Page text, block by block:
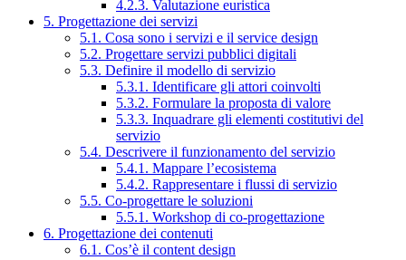
4.2.3. Valutazione euristica
5. Progettazione dei servizi
5.1. Cosa sono i servizi e il service design
5.2. Progettare servizi pubblici digitali
5.3. Definire il modello di servizio
5.3.1. Identificare gli attori coinvolti
5.3.2. Formulare la proposta di valore
5.3.3. Inquadrare gli elementi costitutivi del
servizio
5.4. Descrivere il funzionamento del servizio
5.4.1. Mappare l’ecosistema
5.4.2. Rappresentare i flussi di servizio
5.5. Co-progettare le soluzioni
5.5.1. Workshop di co-progettazione
6. Progettazione dei contenuti
6.1. Cos’è il content design